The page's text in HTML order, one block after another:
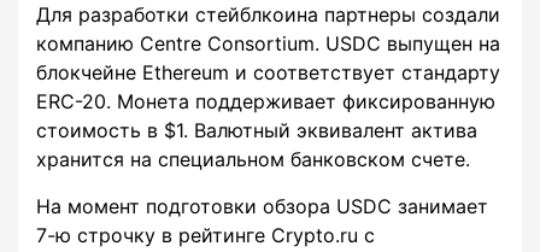
Для разработки стейблкоина партнеры создали
компанию Centre Consortium. USDC выпущен на
блокчейне Ethereum и соответствует стандарту
ERC-20. Монета поддерживает фиксированную
стоимость в $1. Валютный эквивалент актива
хранится на специальном банковском счете.
На момент подготовки обзора USDC занимает
7-ю строчку в рейтинге Crypto.ru с